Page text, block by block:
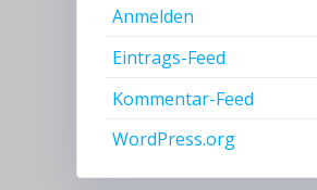
Anmelden
Eintrags-Feed
Kommentar-Feed
WordPress.org